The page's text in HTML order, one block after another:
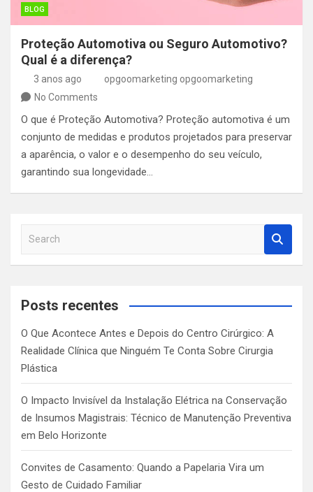
BLOG
Proteção Automotiva ou Seguro Automotivo?
Qual é a diferença?
3 anos ago
opgoomarketing opgoomarketing
No Comments
O que é Proteção Automotiva? Proteção automotiva é um
conjunto de medidas e produtos projetados para preservar
a aparência, o valor e o desempenho do seu veículo,
garantindo sua longevidade…
a
c
Posts recentes
O Que Acontece Antes e Depois do Centro Cirúrgico: A
Realidade Clínica que Ninguém Te Conta Sobre Cirurgia
Plástica
O Impacto Invisível da Instalação Elétrica na Conservação
de Insumos Magistrais: Técnico de Manutenção Preventiva
em Belo Horizonte
Convites de Casamento: Quando a Papelaria Vira um
Gesto de Cuidado Familiar